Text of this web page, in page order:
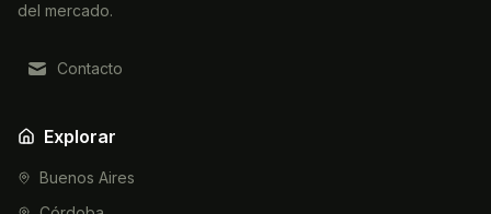
del mercado.
Contacto
Explorar
Buenos Aires